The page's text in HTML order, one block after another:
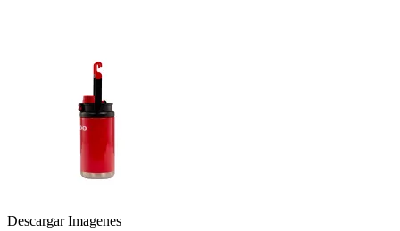
Descargar Imagenes